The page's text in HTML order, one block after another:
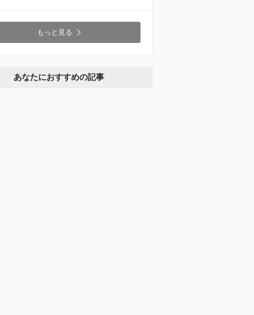
もっと見る
あなたにおすすめの記事